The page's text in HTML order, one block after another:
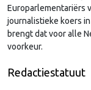
Europarlementariërs
journalistieke koers
brengt dat voor alle
voorkeur.
Redactiestatuut